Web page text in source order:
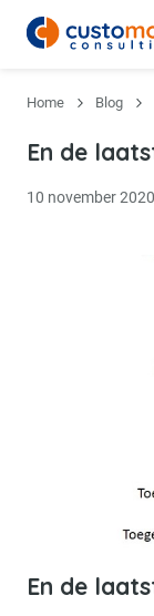
Home Blog
En de
10 november 2020
En de